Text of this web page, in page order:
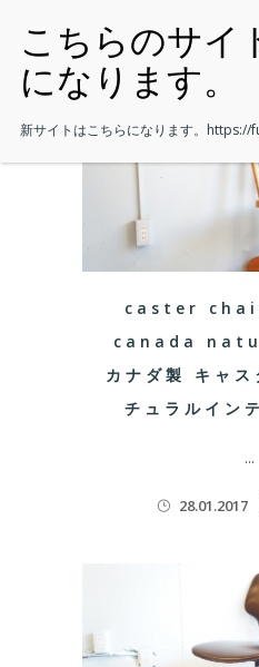
caster
canada
カナダ製 キャ
チュラルイン
...
28.01.2017
新サイトはこちらになります。 https://